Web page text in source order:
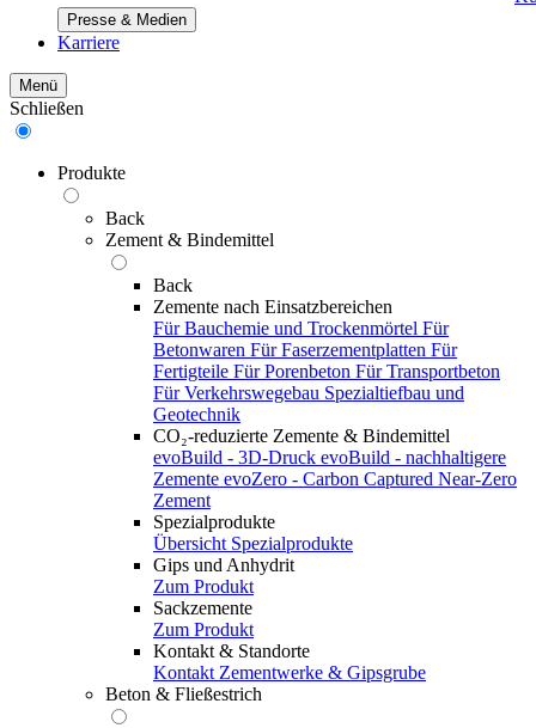
Presse & Medien
Karriere
Menü
Schließen
Produkte
Back
Zement & Bindemittel
Back
Zemente nach Einsatzbereichen
Für Bauchemie und Trockenmörtel Für
Betonwaren Für Faserzementplatten Für
Fertigteile Für Porenbeton Für Transportbeton
Für Verkehrswegebau Spezialtiefbau und
Geotechnik
CO₂-reduzierte Zemente & Bindemittel
evoBuild - 3D-Druck evoBuild - nachhaltigere
Zemente evoZero - Carbon Captured Near-Zero
Zement
Spezialprodukte
Übersicht Spezialprodukte
Gips und Anhydrit
Zum Produkt
Sackzemente
Zum Produkt
Kontakt & Standorte
Kontakt Zementwerke & Gipsgrube
Beton & Fließestrich